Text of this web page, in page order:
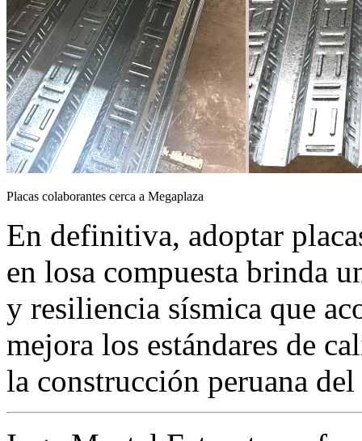
Placas colaborantes cerca a Megaplaza
En definitiva, adoptar
en losa compuesta brinda
y resiliencia sísmica que
mejora los estándares de
la construcción peruana